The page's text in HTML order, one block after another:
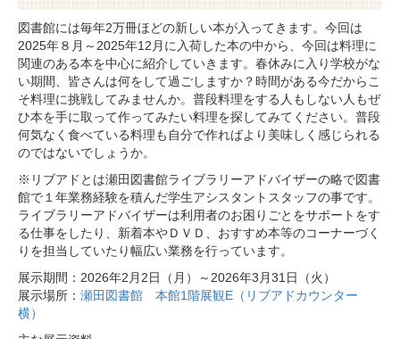
図書館には毎年2万冊ほどの新しい本が入ってきます。今回は
2025年８月～2025年12月に入荷した本の中から、今回は料理に
関連のある本を中心に紹介していきます。春休みに入り学校がな
い期間、皆さんは何をして過ごしますか？時間がある今だからこ
そ料理に挑戦してみませんか。普段料理をする人もしない人もぜ
ひ本を手に取って作ってみたい料理を探してみてください。普段
何気なく食べている料理も自分で作ればより美味しく感じられる
のではないでしょうか。
※リブアドとは瀬田図書館ライブラリーアドバイザーの略で図書
館で１年業務経験を積んだ学生アシスタントスタッフの事です。
ライブラリーアドバイザーは利用者のお困りごとをサポートをす
る仕事をしたり、新着本やＤＶＤ、おすすめ本等のコーナーづく
りを担当していたり幅広い業務を行っています。
展示期間：2026年2月2日（月）～2026年3月31日（火）
展示場所： 瀬田図書館 本館1階展観E（リブアドカウンター
横）